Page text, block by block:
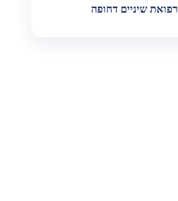
רפואת שיניים דחופה